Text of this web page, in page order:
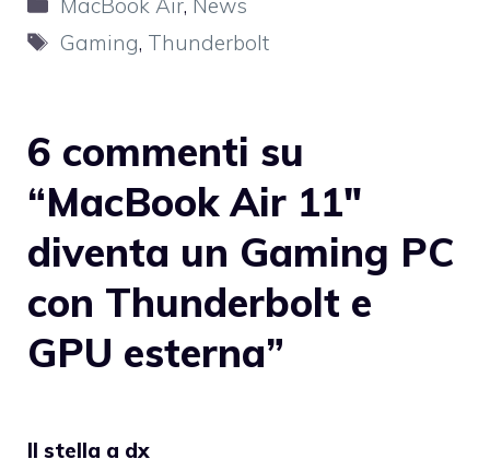
Tag
Gaming, Thunderbolt
6 commenti su
“MacBook Air 11″
diventa un Gaming PC
con Thunderbolt e
GPU esterna”
II stella a dx